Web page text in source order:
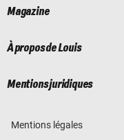
Magazine
À propos de Louis
Mentions juridiques
Mentions légales